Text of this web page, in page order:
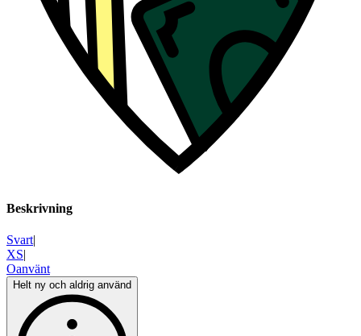
Beskrivning
Svart|
XS|
Oanvänt
Helt ny och aldrig använd